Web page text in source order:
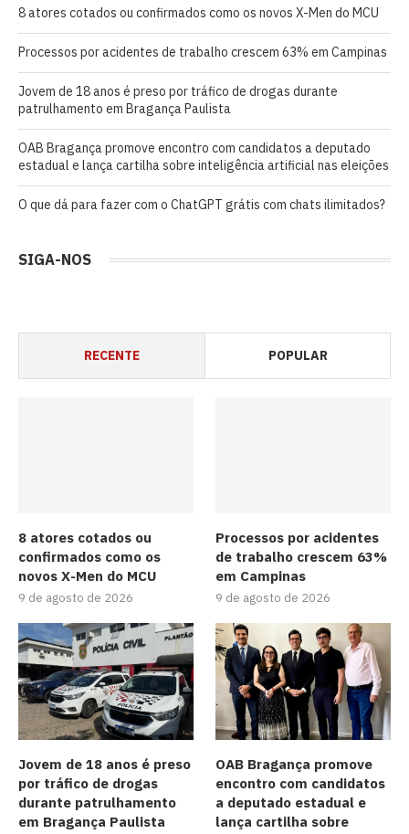
8 atores cotados ou confirmados como os novos X-Men do MCU
Processos por acidentes de trabalho crescem 63% em Campinas
Jovem de 18 anos é preso por tráfico de drogas durante
patrulhamento em Bragança Paulista
OAB Bragança promove encontro com candidatos a deputado
estadual e lança cartilha sobre inteligência artificial nas eleições
O que dá para fazer com o ChatGPT grátis com chats ilimitados?
SIGA-NOS
RECENTE POPULAR
8 atores cotados ou
confirmados como os
novos X-Men do MCU
9 de agosto de 2026
Processos por acidentes
de trabalho crescem 63%
em Campinas
9 de agosto de 2026
Jovem de 18 anos é preso
por tráfico de drogas
durante patrulhamento
em Bragança Paulista
OAB Bragança promove
encontro com candidatos
a deputado estadual e
lança cartilha sobre